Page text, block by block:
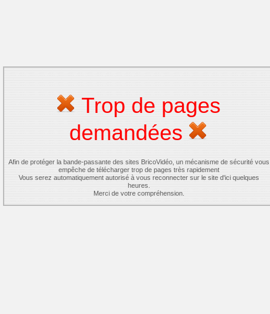
Trop de pages
demandées
Afin de protéger la bande-passante des sites BricoVidéo, un mécanisme de sécurité vous
empêche de télécharger trop de pages très rapidement
Vous serez automatiquement autorisé à vous reconnecter sur le site d'ici quelques
heures.
Merci de votre compréhension.